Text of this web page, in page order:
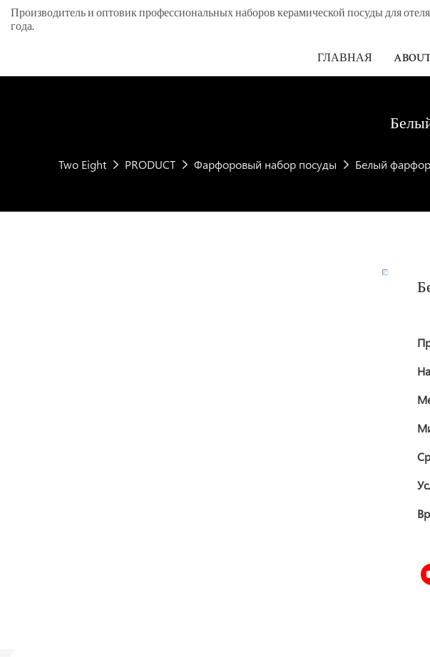
Производитель и оптовик профессиональных наборов керамической посуды для отеля
года.
ГЛАВНАЯ
Two Eight PRODUCT Фарфоровый набор посуды Белый